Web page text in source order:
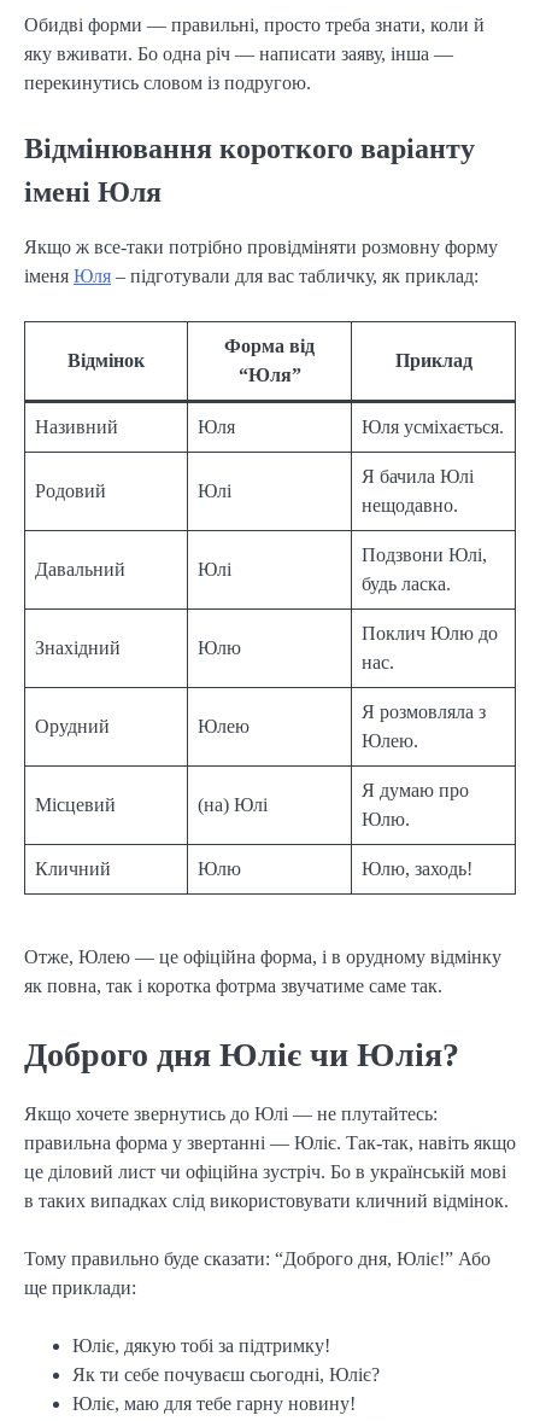
Обидві форми — правильні, просто треба знати, коли й
яку вживати. Бо одна річ — написати заяву, інша —
перекинутись словом із подругою.
Відмінювання короткого варіанту
імені Юля
Якщо ж все-таки потрібно провідміняти розмовну форму
іменя Юля – підготували для вас табличку, як приклад:
Відмінок
Форма від
“Юля”
Приклад
Називний Юля Юля усміхається.
Родовий Юлі
Я бачила Юлі
нещодавно.
Давальний Юлі
Подзвони Юлі,
будь ласка.
Знахідний Юлю
Поклич Юлю до
нас.
Орудний Юлею
Я розмовляла з
Юлею.
Місцевий (на) Юлі
Я думаю про
Юлю.
Кличний Юлю Юлю, заходь!
Отже, Юлею — це офіційна форма, і в орудному відмінку
як повна, так і коротка фотрма звучатиме саме так.
Доброго дня Юліє чи Юлія?
Якщо хочете звернутись до Юлі — не плутайтесь:
правильна форма у звертанні — Юліє. Так-так, навіть якщо
це діловий лист чи офіційна зустріч. Бо в українській мові
в таких випадках слід використовувати кличний відмінок.
Тому правильно буде сказати: “Доброго дня, Юліє!” Або
ще приклади:
Юліє, дякую тобі за підтримку!
Як ти себе почуваєш сьогодні, Юліє?
Юліє, маю для тебе гарну новину!